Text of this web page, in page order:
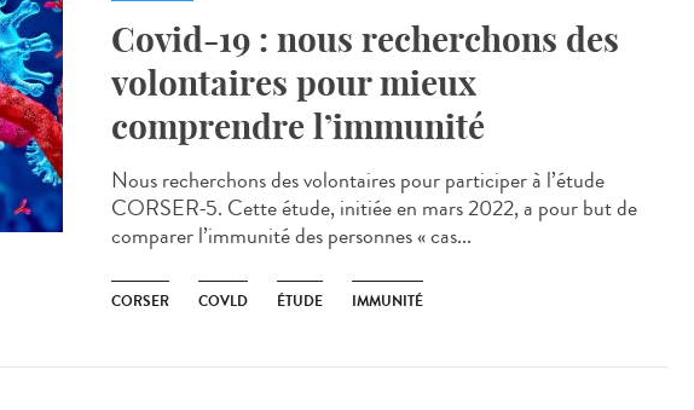
Covid-19 : nous recherchons des
volontaires pour mieux
comprendre l’immunité
Nous recherchons des volontaires pour participer à l’étude
CORSER-5. Cette étude, initiée en mars 2022, a pour but de
comparer l’immunité des personnes « cas...
CORSER COVLD ÉTUDE IMMUNITÉ